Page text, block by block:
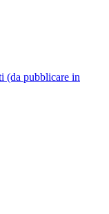
(da pubblicare in